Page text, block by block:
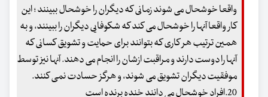
واقعا خوشحال می شوند زمانی که دیگران را خوشحال ببینند ؛ این
کار واقعا آنها را خوشحال می کند که شکوفایی دیگران را ببینند، و به
همین ترتیب هر کاری که بتوانند برای حمایت و تشویق کسانی که
آنها را دوست دارند و مراقبت ازشان را انجام می دهند. آنها نیز توسط
موفقیت دیگران تشویق می شوند، و هرگز حسادت نمی کنند.
20.افراد خوشحال می دانند خنده برنده است